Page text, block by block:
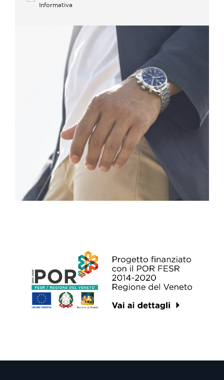
Informativa